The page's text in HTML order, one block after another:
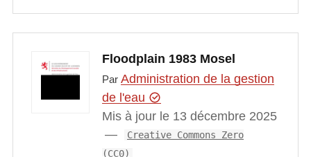
Floodplain 1983 Mosel
Par Administration de la gestion
de l'eau
Mis à jour le 13 décembre 2025
Creative Commons Zero
(CC0)